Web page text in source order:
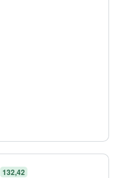
132,42